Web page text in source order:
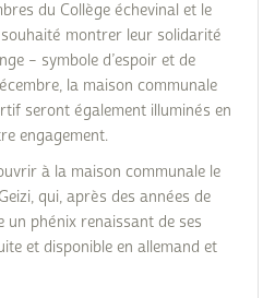
du Collège échevinal et le
montrer leur solidarité
– symbole d’espoir et de
la maison communale
seront également illuminés en
engagement.
à la maison communale le
qui, après des années de
un phénix renaissant de ses
et disponible en allemand et